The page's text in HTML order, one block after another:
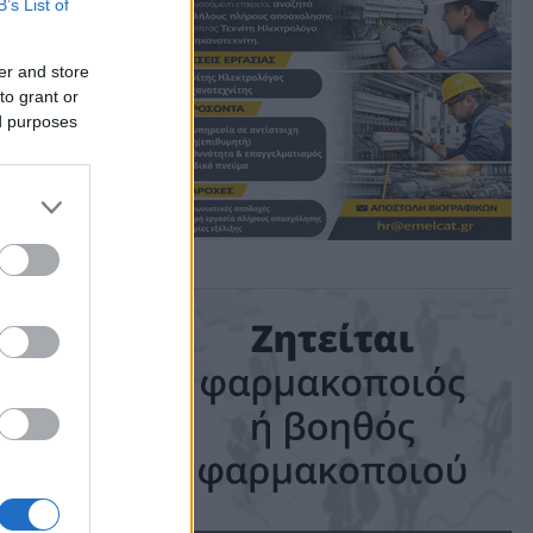
List of
and store
grant or
purposes
1 min read